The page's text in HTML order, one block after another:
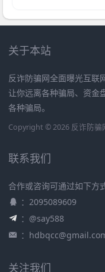
关于本站
反诈防骗网全面曝光互联
让你远离各种骗局、资金
各种骗局。
Copyright © 2026 反诈防骗
联系我们
合作或咨询可通过如下方式
：2095089609
：@say588
：
关注我们